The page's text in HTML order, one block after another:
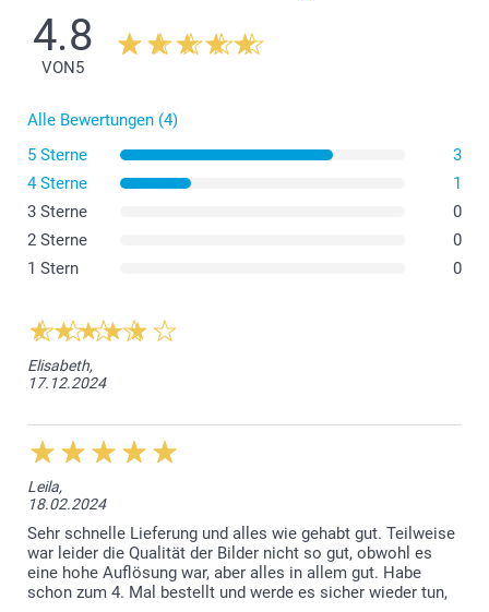
4.8
VON5
Alle Bewertungen (4)
5 Sterne
3
4 Sterne
1
3 Sterne
0
2 Sterne
0
1 Stern
0
Elisabeth,
17.12.2024
Leila,
18.02.2024
Sehr schnelle Lieferung und alles wie gehabt gut. Teilweise
war leider die Qualität der Bilder nicht so gut, obwohl es
eine hohe Auflösung war, aber alles in allem gut. Habe
schon zum 4. Mal bestellt und werde es sicher wieder tun,